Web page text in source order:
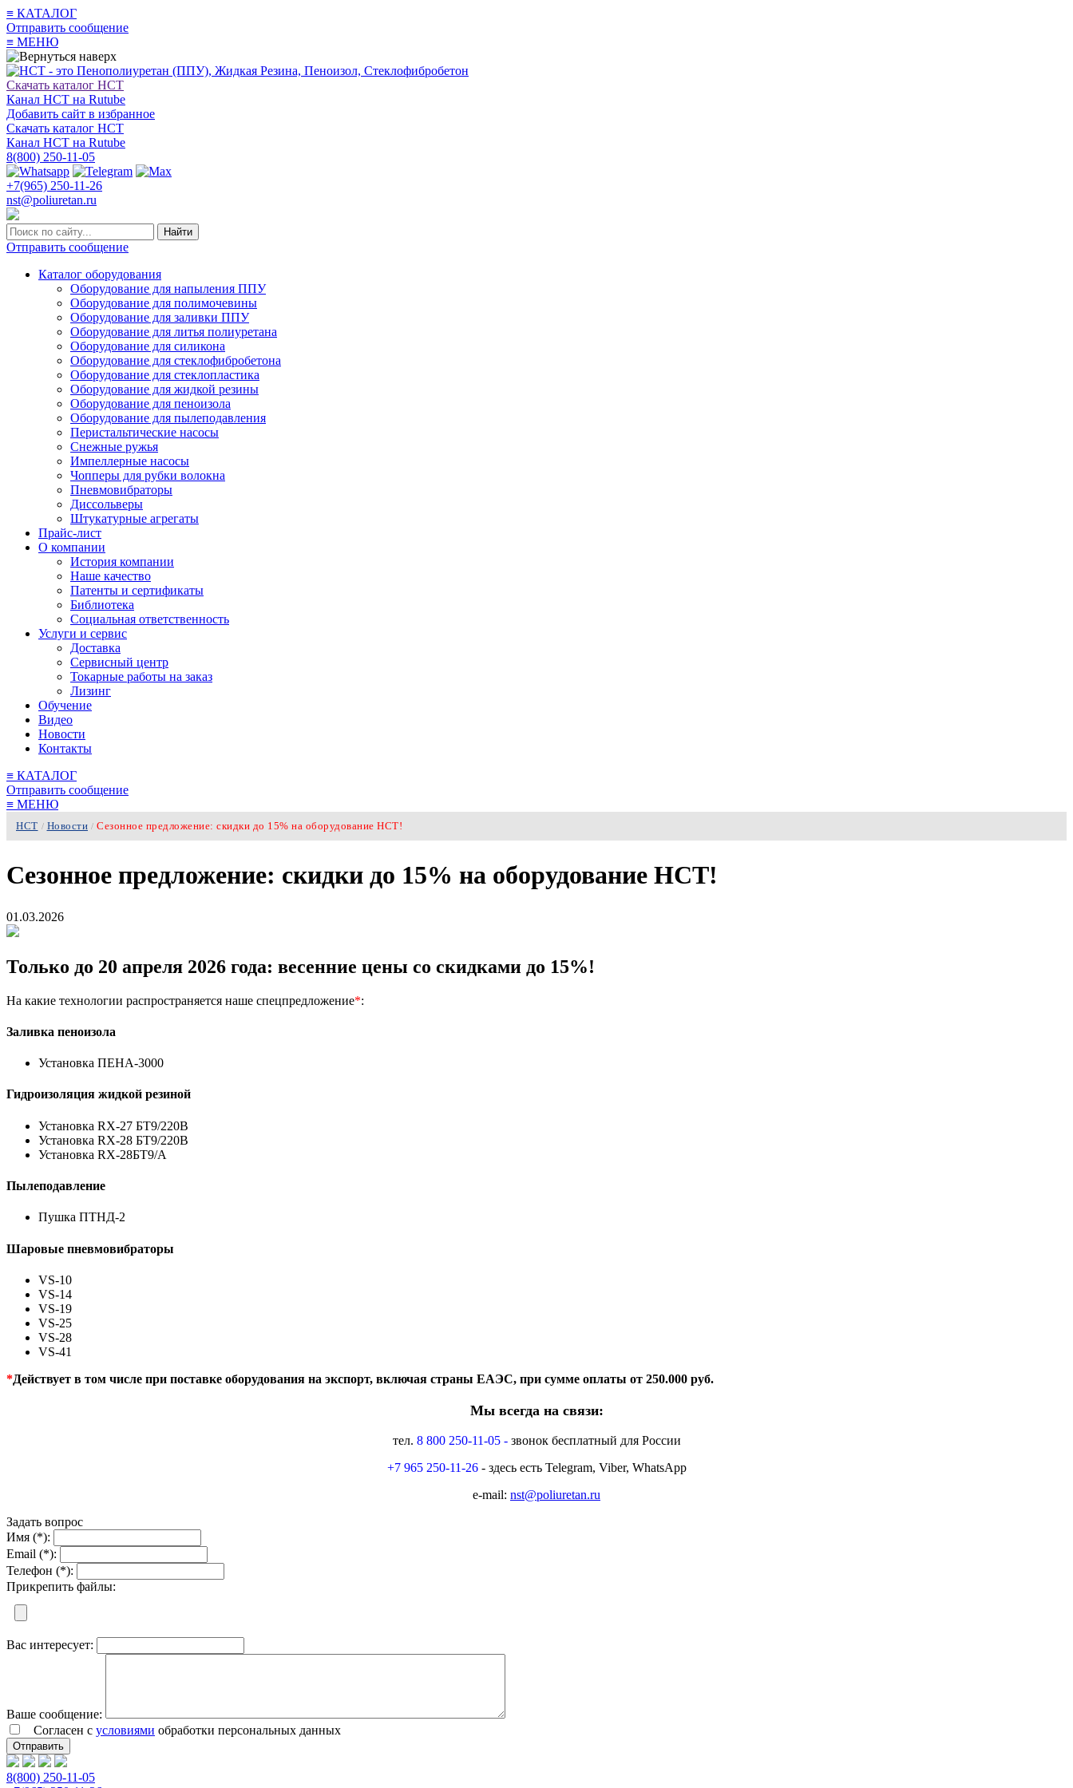
≡ КАТАЛОГ
Отправить сообщение
≡ МЕНЮ
Скачать каталог НСТ
Канал НСТ на Rutube
Добавить сайт в избранное
Скачать каталог НСТ
Канал НСТ на Rutube
8(800) 250-11-05
+7(965) 250-11-26
nst@poliuretan.ru
Найти
Отправить сообщение
Каталог оборудования
Оборудование для напыления ППУ
Оборудование для полимочевины
Оборудование для заливки ППУ
Оборудование для литья полиуретана
Оборудование для силикона
Оборудование для стеклофибробетона
Оборудование для стеклопластика
Оборудование для жидкой резины
Оборудование для пеноизола
Оборудование для пылеподавления
Перистальтические насосы
Снежные ружья
Импеллерные насосы
Чопперы для рубки волокна
Пневмовибраторы
Диссольверы
Штукатурные агрегаты
Прайс-лист
О компании
История компании
Наше качество
Патенты и сертификаты
Библиотека
Социальная ответственность
Услуги и сервис
Доставка
Сервисный центр
Токарные работы на заказ
Лизинг
Обучение
Видео
Новости
Контакты
≡ КАТАЛОГ
Отправить сообщение
≡ МЕНЮ
НСТ / Новости / Сезонное предложение: скидки до 15% на оборудование НСТ!
Сезонное предложение: скидки до 15% на оборудование НСТ!
01.03.2026
Только до 20 апреля 2026 года: весенние цены со скидками до 15%!
На какие технологии распространяется наше спецпредложение*:
Заливка пеноизола
Установка ПЕНА-3000
Гидроизоляция жидкой резиной
Установка RX-27 БТ9/220В
Установка RX-28 БТ9/220В
Установка RX-28БТ9/А
Пылеподавление
Пушка ПТНД-2
Шаровые пневмовибраторы
VS-10
VS-14
VS-19
VS-25
VS-28
VS-41
*Действует в том числе при поставке оборудования на экспорт, включая страны ЕАЭС, при сумме оплаты от 250.000 руб.
Мы всегда на связи:
тел. 8 800 250-11-05 -звонок бесплатный для России
+7 965 250-11-26- здесь есть Telegram, Viber, WhatsApp
e-mail: nst@poliuretan.ru
Задать вопрос
Имя (*):
Email (*):
Телефон (*):
Прикрепить файлы:
Вас интересует:
Ваше сообщение:
Согласен с условиями обработки персональных данных
8(800) 250-11-05